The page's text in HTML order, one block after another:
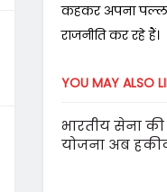
कहकर अपना
राजनीति कर रहे हैं।
YOU MAY ALSO
भारतीय सेना
योजना अब